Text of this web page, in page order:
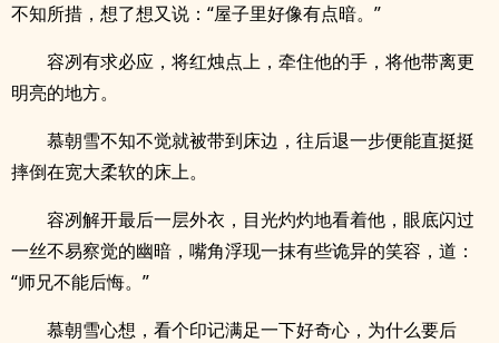
不知所措，想了想又说：“屋子里好像有点暗。”
容冽有求必应，将红烛点上，牵住他的手，将他带离更
明亮的地方。
慕朝雪不知不觉就被带到床边，往后退一步便能直挺挺
摔倒在宽大柔软的床上。
容冽解开最后一层外衣，目光灼灼地看着他，眼底闪过
一丝不易察觉的幽暗，嘴角浮现一抹有些诡异的笑容，道：
“师兄不能后悔。”
慕朝雪心想，看个印记满足一下好奇心，为什么要后